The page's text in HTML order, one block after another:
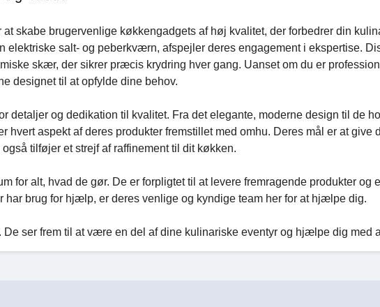
skabe brugervenlige køkkengadgets af høj kvalitet, der forbedrer din
elektriske salt- og peberkværn, afspejler deres engagement i ekspertise.
skær, der sikrer præcis krydring hver gang. Uanset om du er
designet til at opfylde dine behov.
detaljer og dedikation til kvalitet. Fra det elegante, moderne design til de
hvert aspekt af deres produkter fremstillet med omhu. Deres mål er at give
tilføjer et strejf af raffinement til dit køkken.
for alt, hvad de gør. De er forpligtet til at levere fremragende produkter og
har brug for hjælp, er deres venlige og kyndige team her for at hjælpe dig.
De ser frem til at være en del af dine kulinariske eventyr og hjælpe dig med